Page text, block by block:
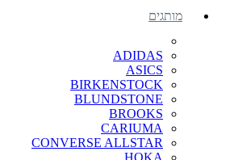
מותגים
ADIDAS
ASICS
BIRKENSTOCK
BLUNDSTONE
BROOKS
CARIUMA
CONVERSE ALLSTAR
HOKA